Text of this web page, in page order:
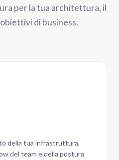
per la tua architettura, il
di business.
della tua infrastruttura,
del team e della postura